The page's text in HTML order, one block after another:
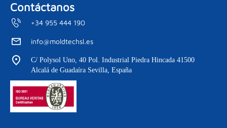
Contáctanos
+34 955 444 190
info@moldtechsl.es
C/ Polysol Uno, 40 Pol. Industrial Piedra Hincada 41500
Alcalá de Guadaíra Sevilla, España